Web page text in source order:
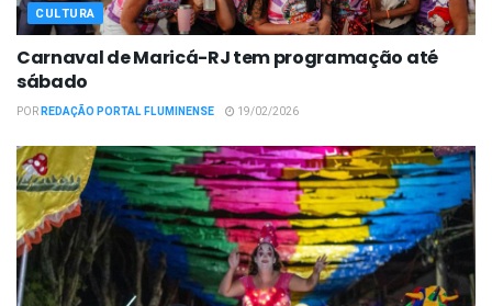
CULTURA
Carnaval de Maricá-RJ tem programação até
sábado
PORREDAÇÃO PORTAL FLUMINENSE 19/02/2026